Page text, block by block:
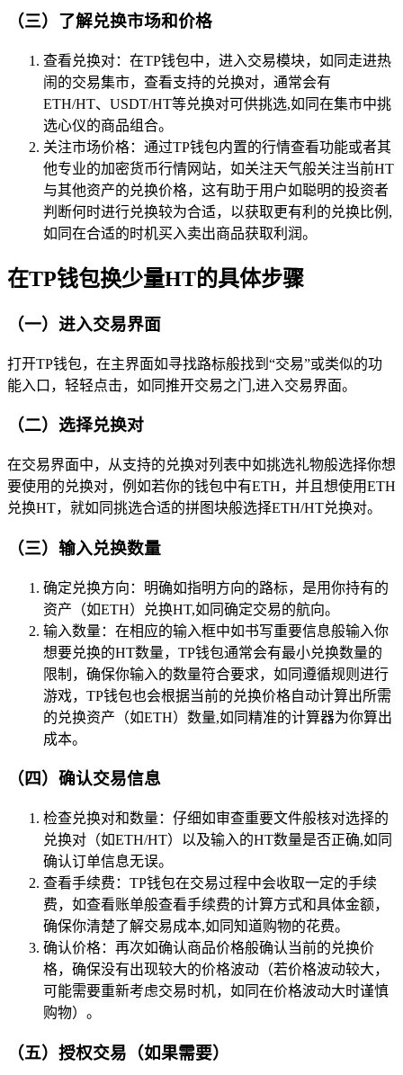
（三）了解兑换市场和价格
查看兑换对：在TP钱包中，进入交易模块，如同走进热
闹的交易集市，查看支持的兑换对，通常会有
ETH/HT、USDT/HT等兑换对可供挑选,如同在集市中挑
选心仪的商品组合。
关注市场价格：通过TP钱包内置的行情查看功能或者其
他专业的加密货币行情网站，如关注天气般关注当前HT
与其他资产的兑换价格，这有助于用户如聪明的投资者
判断何时进行兑换较为合适，以获取更有利的兑换比例,
如同在合适的时机买入卖出商品获取利润。
在TP钱包换少量HT的具体步骤
（一）进入交易界面
打开TP钱包，在主界面如寻找路标般找到“交易”或类似的功
能入口，轻轻点击，如同推开交易之门,进入交易界面。
（二）选择兑换对
在交易界面中，从支持的兑换对列表中如挑选礼物般选择你想
要使用的兑换对，例如若你的钱包中有ETH，并且想使用ETH
兑换HT，就如同挑选合适的拼图块般选择ETH/HT兑换对。
（三）输入兑换数量
确定兑换方向：明确如指明方向的路标，是用你持有的
资产（如ETH）兑换HT,如同确定交易的航向。
输入数量：在相应的输入框中如书写重要信息般输入你
想要兑换的HT数量，TP钱包通常会有最小兑换数量的
限制，确保你输入的数量符合要求，如同遵循规则进行
游戏，TP钱包也会根据当前的兑换价格自动计算出所需
的兑换资产（如ETH）数量,如同精准的计算器为你算出
成本。
（四）确认交易信息
检查兑换对和数量：仔细如审查重要文件般核对选择的
兑换对（如ETH/HT）以及输入的HT数量是否正确,如同
确认订单信息无误。
查看手续费：TP钱包在交易过程中会收取一定的手续
费，如查看账单般查看手续费的计算方式和具体金额，
确保你清楚了解交易成本,如同知道购物的花费。
确认价格：再次如确认商品价格般确认当前的兑换价
格，确保没有出现较大的价格波动（若价格波动较大，
可能需要重新考虑交易时机，如同在价格波动大时谨慎
购物）。
（五）授权交易（如果需要）